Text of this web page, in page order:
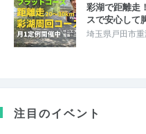
彩湖で距離走
スで安心して
埼玉県戸田市重
注目のイベント